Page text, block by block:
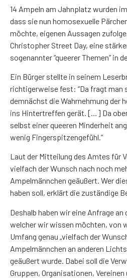
14 Ampeln am Jahnplatz wurden
dass sie nun homosexuelle
möchte, eigenen Aussagen
Christopher Street Day, eine
sogenannter “queerer Themen” in
Ein Bürger stellte in seinem
richtigerweise fest: “Da fragt man
demnächst die Wahrnehmung der
ins Hintertreffen gerät. […] Da
selbst einer queeren Minderheit
wenig Fingerspitzengefühl.”
Laut der Mitteilung des Amtes für
vielfach der Wunsch nach noch
Ampelmännchen geäußert. Wer
haben soll, erklärt die zuständige
Deshalb haben wir eine Anfrage
welcher wir wissen möchten, von
Umfang genau „vielfach der
Ampelmännchen an anderen
geäußert wurde. Dabei soll die
Gruppen, Organisationen,